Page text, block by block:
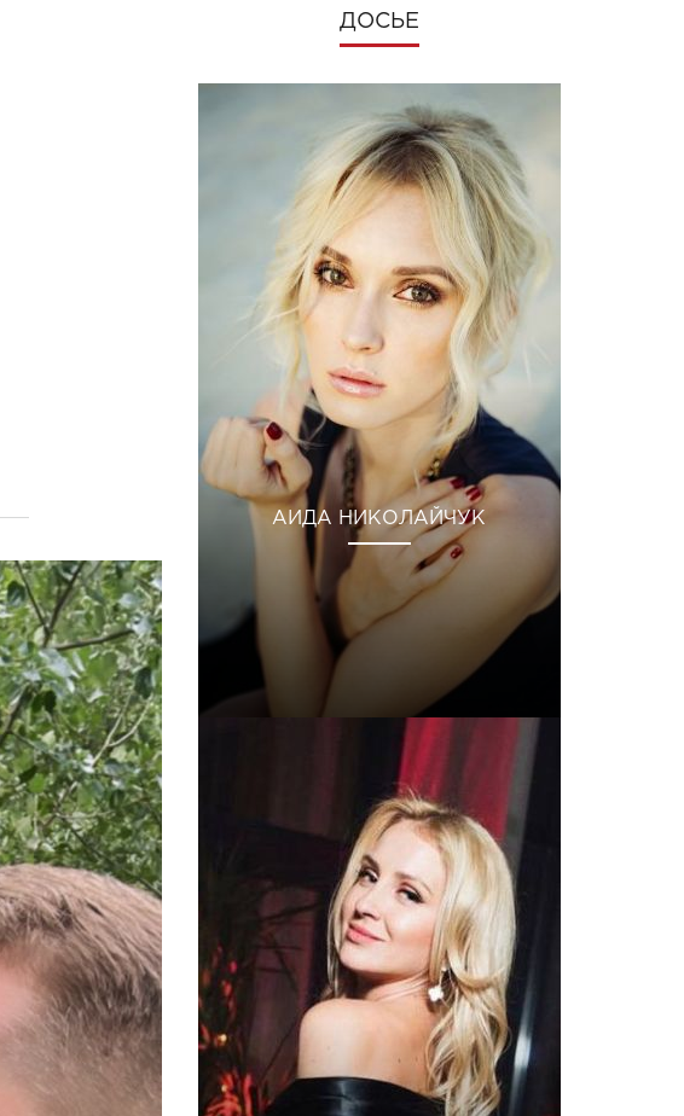
ДОСЬЕ
АИДА НИКОЛАЙЧУК